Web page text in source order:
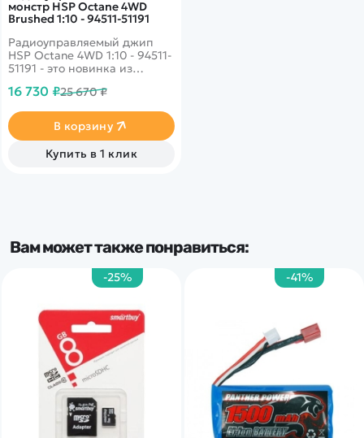
монстр HSP Octane 4WD
Brushed 1:10 - 94511-51191
Радиоуправляемый джип
HSP Octane 4WD 1:10 - 94511-
51191 - это новинка из
поколение моделей после
имеет пропорциональное
управление и полный
привод, коллекторный
электродвигатель RC550 и
16 730 ₽25 670 ₽
В корзину
Купить в 1 клик
Вам может также понравиться:
-41%
-25%